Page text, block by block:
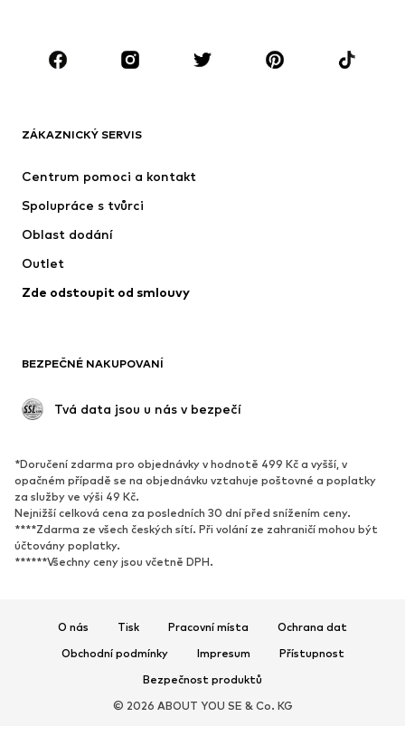
OBLEČENÍ
Bundy
Obleky & saka
Plavky
Příležitosti
Upcyklace
Nové
Kotníkové boty & kozačky
Polobotky
SPORT
Sportovní oblečení
Druhy sportů
Sportovní boty
Kšiltovky & čepice
Tašky & batohy
Šperky
ZÁKAZNICKÝ SERVIS
Centrum pomoci a kontakt
Spolupráce s tvůrci
Oblast dodání
Outlet
Zde odstoupit od smlouvy
BEZPEČNÉ NAKUPOVANÍ
Tvá data jsou u nás v bezpečí
*Doručení zdarma pro objednávky v hodnotě 499 Kč a vyšší, v
opačném případě se na objednávku vztahuje poštovné a poplatky
za služby ve výši 49 Kč.
Nejnižší celková cena za posledních 30 dní před snížením ceny.
****Zdarma ze všech českých sítí. Při volání ze zahraničí mohou být
účtovány poplatky.
******Všechny ceny jsou včetně DPH.
O nás Tisk Pracovní místa
Ochrana dat
Obchodní podmínky
Impresum
Přístupnost
Bezpečnost produktů
© 2026 ABOUT YOU SE & Co. KG